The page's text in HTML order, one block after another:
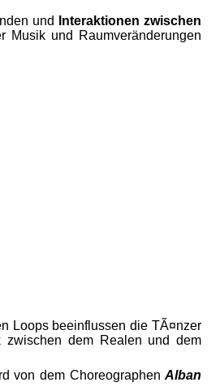
und
Interaktionen zwischen
und Raumveränderungen
Loops beeinflussen die TÃ¤nzer
dem Realen und dem
von dem ChoreographenAlban